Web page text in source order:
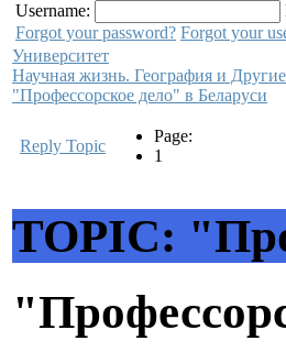
Username:
Forgot your password? Forgot your
Университет
Научная жизнь. География и
"Профессорское дело" в Беларуси
Reply Topic
Page:
1
TOPIC: